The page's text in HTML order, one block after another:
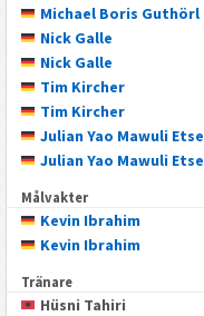
Michael Boris Guthörl
Nick Galle
Nick Galle
Tim Kircher
Tim Kircher
Julian Yao Mawuli Etse
Julian Yao Mawuli Etse
Målvakter
Kevin Ibrahim
Kevin Ibrahim
Tränare
Hüsni Tahiri